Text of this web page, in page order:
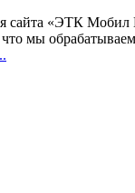
сайта «ЭТК
что мы